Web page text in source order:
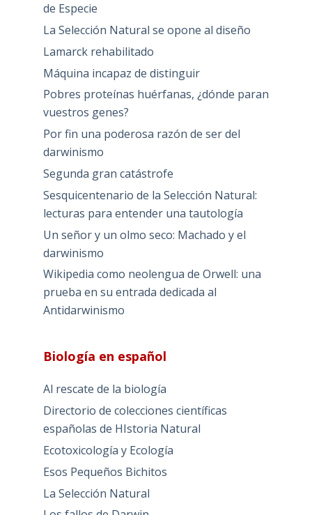
de Especie
La Selección Natural se opone al diseño
Lamarck rehabilitado
Máquina incapaz de distinguir
Pobres proteínas huérfanas, ¿dónde paran
vuestros genes?
Por fin una poderosa razón de ser del
darwinismo
Segunda gran catástrofe
Sesquicentenario de la Selección Natural:
lecturas para entender una tautología
Un señor y un olmo seco: Machado y el
darwinismo
Wikipedia como neolengua de Orwell: una
prueba en su entrada dedicada al
Antidarwinismo
Biología en español
Al rescate de la biología
Directorio de colecciones científicas
españolas de HIstoria Natural
Ecotoxicología y Ecología
Esos Pequeños Bichitos
La Selección Natural